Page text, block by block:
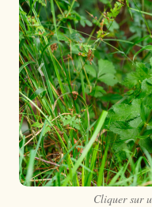
❮
Cliquer sur